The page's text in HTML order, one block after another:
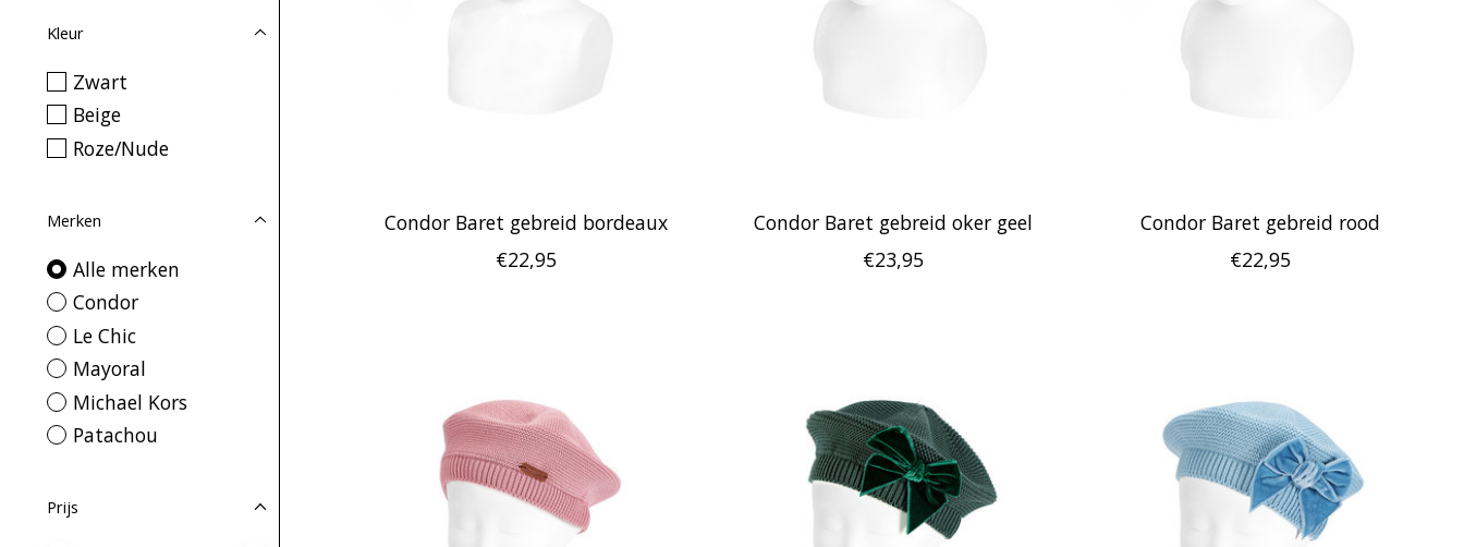
Kleur
Zwart
Beige
Roze/Nude
Merken
Alle merken
Condor
Le Chic
Mayoral
Michael Kors
Patachou
Prijs
Condor Baret gebreid bordeaux
€22,95
Condor Baret gebreid oker geel
€23,95
Condor Baret gebreid rood
€22,95